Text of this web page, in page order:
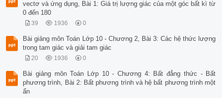
vectơ và ứng dụng, Bài 1: Giá trị lượng giác của một góc bất kì từ
0 đến 180
39 1936 0
Bài giảng môn Toán Lớp 10 - Chương 2, Bài 3: Các hệ thức lượng
trong tam giác và giải tam giác
20 1936 0
Bài giảng môn Toán Lớp 10 - Chương 4: Bất đẳng thức - Bất
phương trình, Bài 2: Bất phương trình và hệ bất phương trình một
ẩn